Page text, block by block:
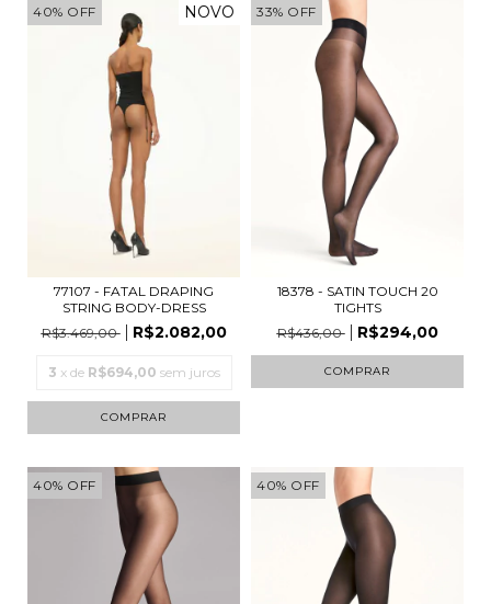
40% OFF NOVO
77107 - FATAL DRAPING
STRING BODY-DRESS
R$3.469,00
R$2.082,00
3 x de R$694,00 sem juros
COMPRAR
33% OFF
18378 - SATIN TOUCH 20
TIGHTS
R$436,00
R$294,00
COMPRAR
40% OFF 40% OFF